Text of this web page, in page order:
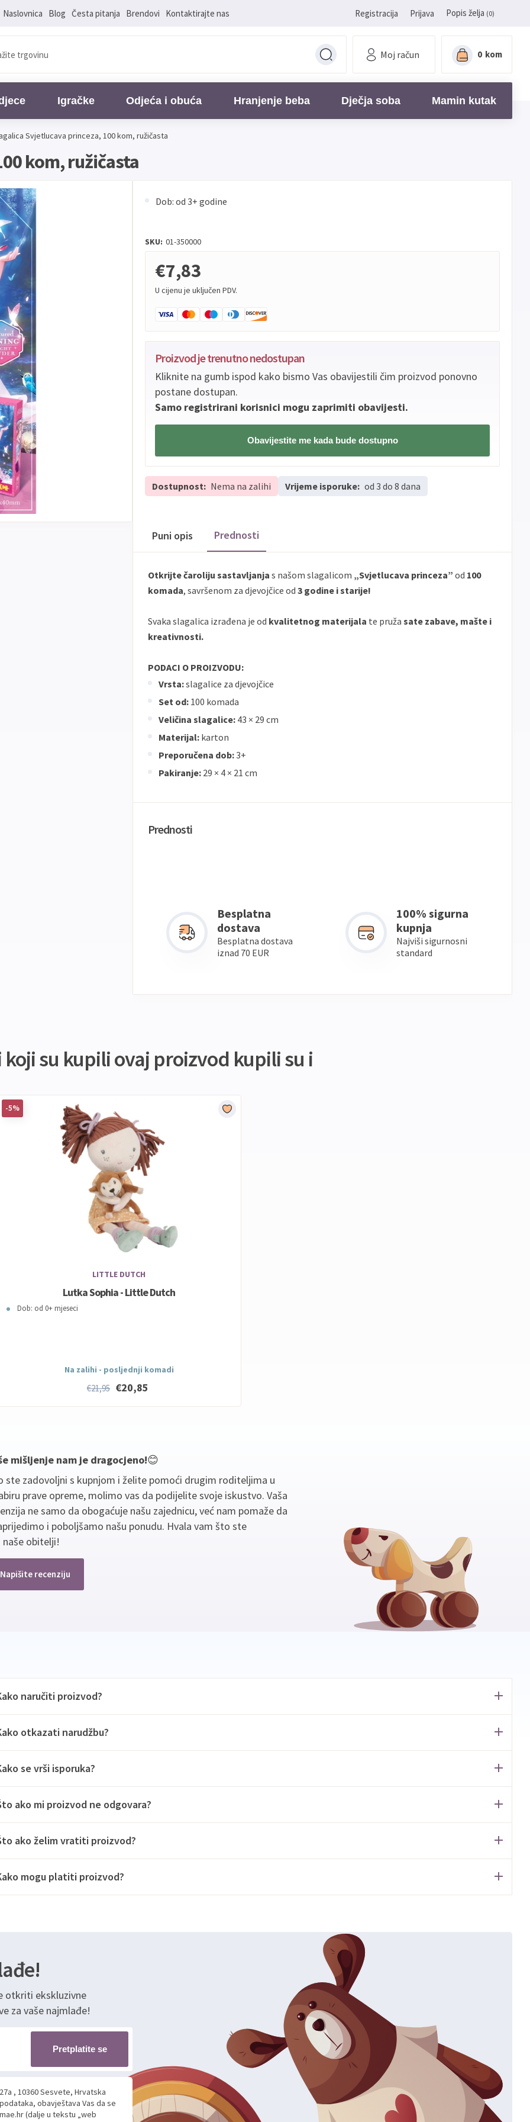
Naslovnica Blog Česta pitanja Brendovi Kontaktirajte nas Registracija Prijava Popis želja (0)
Moj račun 0 kom
Igračke Odjeća i obuća Hranjenje beba Dječja soba Mamin kutak
Svjetlucava princeza, 100 kom, ružičasta
kom, ružičasta
Dob: od 3+ godine
SKU: 01-350000
€7,83
U cijenu je uključen PDV.
Proizvod je trenutno nedostupan
Kliknite na gumb ispod kako bismo Vas obavijestili čim proizvod ponovno
postane dostupan.
Samo registrirani korisnici mogu zaprimiti obavijesti.
Obavijestite me kada bude dostupno
Dostupnost: Nema na zalihi Vrijeme isporuke: od 3 do 8 dana
Puni opis Prednosti
Otkrijte čaroliju sastavljanja s našom slagalicom „Svjetlucava princeza” od 100
komada, savršenom za djevojčice od 3 godine i starije!
Svaka slagalica izrađena je od kvalitetnog materijala te pruža sate zabave, mašte i
kreativnosti.
PODACI O PROIZVODU:
Vrsta:slagalice za djevojčice
Set od: 100 komada
Veličina slagalice: 43 × 29 cm
Materijal: karton
Preporučena dob:3+
Pakiranje: 29 × 4 × 21 cm
Prednosti
Besplatna
dostava
Besplatna dostava
iznad 70 EUR
100% sigurna
kupnja
Najviši sigurnosni
standard
koji su kupili ovaj proizvod kupili su i
-5%
LITTLE DUTCH
Lutka Sophia - Little Dutch
Dob: od 0+ mjeseci
Na zalihi - posljednji komadi
€21,95 €20,85
mišljenje nam je dragocjeno!😊
ste zadovoljni s kupnjom i želite pomoći drugim roditeljima u
prave opreme, molimo vas da podijelite svoje iskustvo. Vaša
ne samo da obogaćuje našu zajednicu, već nam pomaže da
i poboljšamo našu ponudu. Hvala vam što ste
naše obitelji!
Napišite recenziju
naručiti proizvod?
otkazati narudžbu?
se vrši isporuka?
ako mi proizvod ne odgovara?
ako želim vratiti proizvod?
mogu platiti proizvod?
otkriti ekskluzivne
za vaše najmlađe!
Pretplatite se
, 10360 Sesvete, Hrvatska
obavještava Vas da se
(dalje u tekstu „web